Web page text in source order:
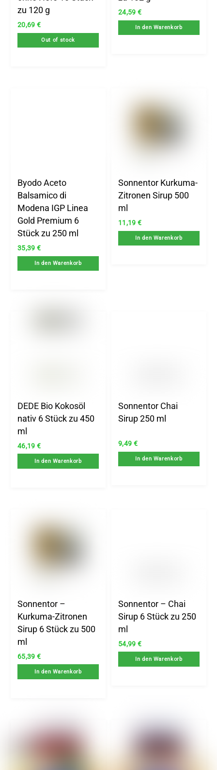
zu 120 g
20,69 €
Out of stock
24,59 €
In den Warenkorb
Byodo Aceto
Balsamico di
Modena IGP Linea
Gold Premium 6
Stück zu 250 ml
35,39 €
In den Warenkorb
Sonnentor Kurkuma-
Zitronen Sirup 500
ml
11,19 €
In den Warenkorb
DEDE Bio Kokosöl
nativ 6 Stück zu 450
ml
46,19 €
In den Warenkorb
Sonnentor Chai
Sirup 250 ml
9,49 €
In den Warenkorb
Sonnentor –
Kurkuma-Zitronen
Sirup 6 Stück zu 500
ml
65,39 €
In den Warenkorb
Sonnentor – Chai
Sirup 6 Stück zu 250
ml
54,99 €
In den Warenkorb